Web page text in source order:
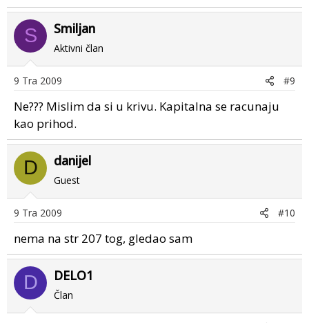
S Smiljan
Aktivni član
9 Tra 2009 #9
Ne??? Mislim da si u krivu. Kapitalna se racunaju
kao prihod.
D danijel
Guest
9 Tra 2009 #10
nema na str 207 tog, gledao sam
D DELO1
Član